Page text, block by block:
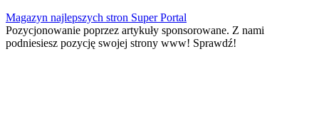
Skip
to
content
Magazyn najlepszych stron Super Portal
Pozycjonowanie poprzez artykuły sponsorowane. Z nami
podniesiesz pozycję swojej strony www! Sprawdź!